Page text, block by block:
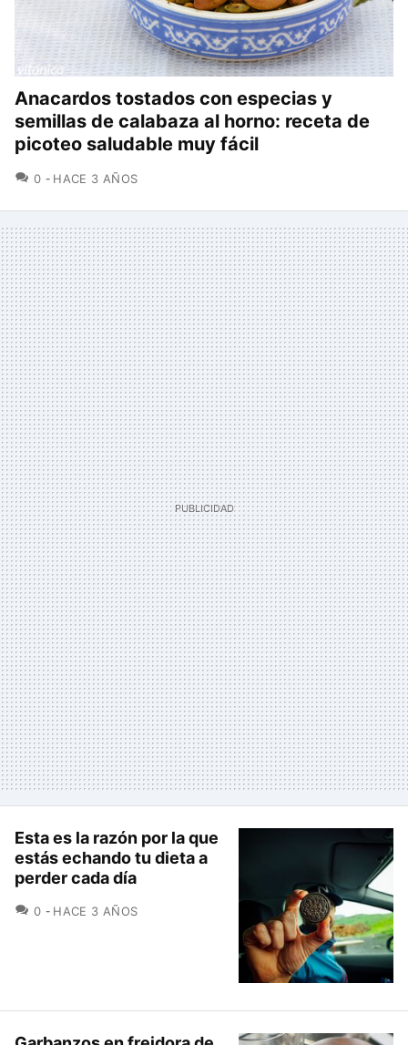
Anacardos tostados con especias y
semillas de calabaza al horno: receta de
picoteo saludable muy fácil
0 COMENTARIOS
HACE 3 AÑOS
Esta es la razón por la que
estás echando tu dieta a
perder cada día
0 COMENTARIOS
HACE 3 AÑOS